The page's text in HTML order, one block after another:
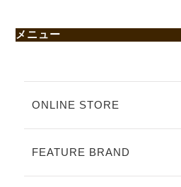
メニュー
ONLINE STORE
FEATURE BRAND